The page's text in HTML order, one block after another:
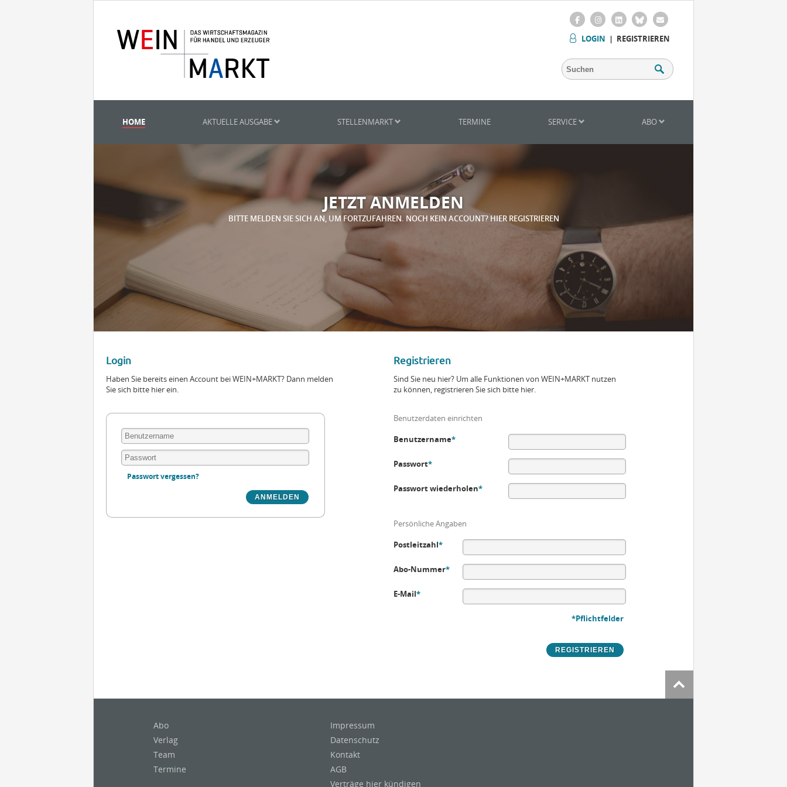
LOGIN | REGISTRIEREN
HOME AKTUELLE AUSGABE STELLENMARKT TERMINE SERVICE ABO
JETZT ANMELDEN
BITTE MELDEN SIE SICH AN, UM FORTZUFAHREN. NOCH KEIN ACCOUNT? HIER REGISTRIEREN
Login
Haben Sie bereits einen Account bei WEIN+MARKT? Dann melden
Sie sich bitte hier ein.
Passwort vergessen?
Registrieren
Sind Sie neu hier? Um alle Funktionen von WEIN+MARKT nutzen
zu können, registrieren Sie sich bitte hier.
Benutzerdaten einrichten
Benutzername*
Passwort*
Passwort wiederholen*
Persönliche Angaben
Postleitzahl*
Abo-Nummer*
E-Mail*
*Pflichtfelder
Abo
Verlag
Team
Termine
Impressum
Datenschutz
Kontakt
AGB
Verträge hier kündigen